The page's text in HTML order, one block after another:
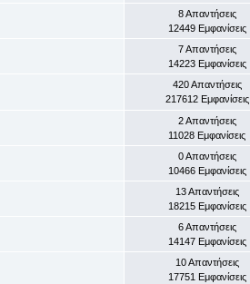
8 Απαντήσεις
12449 Εμφανίσεις
7 Απαντήσεις
14223 Εμφανίσεις
420 Απαντήσεις
217612 Εμφανίσεις
2 Απαντήσεις
11028 Εμφανίσεις
0 Απαντήσεις
10466 Εμφανίσεις
13 Απαντήσεις
18215 Εμφανίσεις
6 Απαντήσεις
14147 Εμφανίσεις
10 Απαντήσεις
17751 Εμφανίσεις